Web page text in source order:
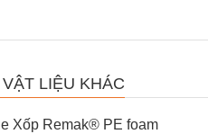
LIỆU KHÁC
Xốp Remak® PE foam